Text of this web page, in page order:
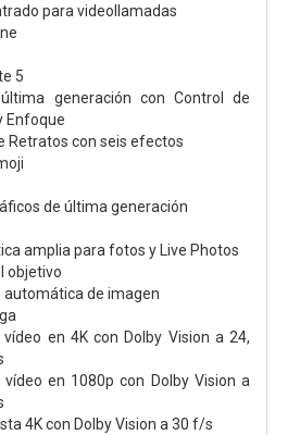
para videollamadas
5
generación con Control de
Enfoque
Retratos con seis efectos
de última generación
amplia para fotos y Live Photos
objetivo
automática de imagen
vídeo en 4K con Dolby Vision a 24,
vídeo en 1080p con Dolby Vision a
4K con Dolby Vision a 30 f/s